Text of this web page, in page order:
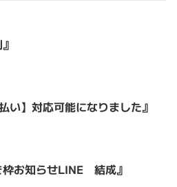
い】対応可能になりました』
枠お知らせLINE 結成』